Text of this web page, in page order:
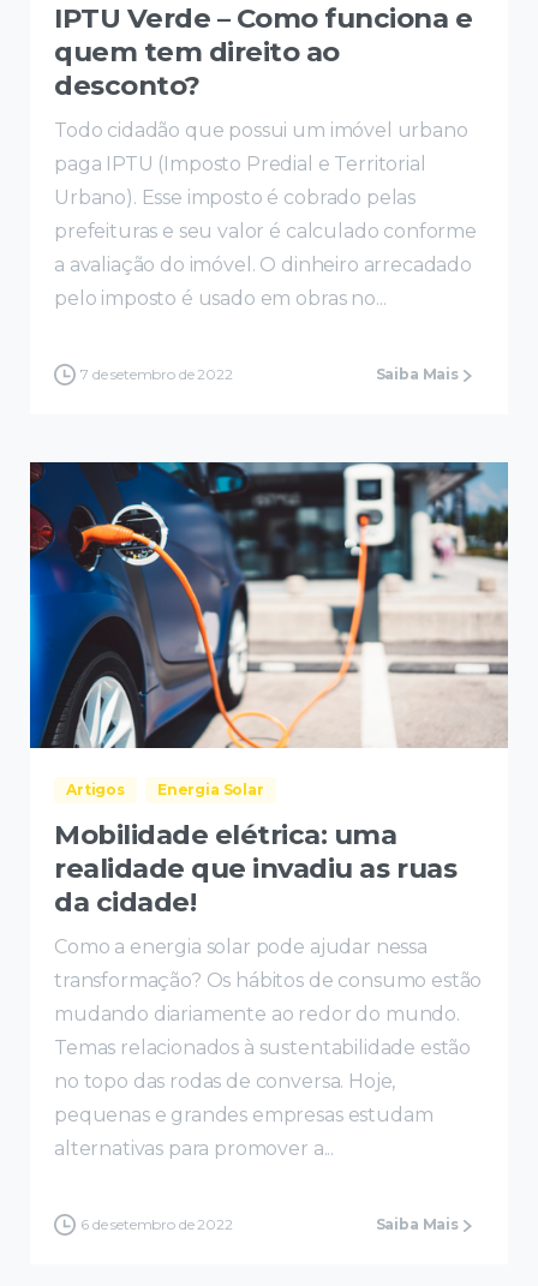
IPTU Verde – Como funciona e
quem tem direito ao
desconto?
Todo cidadão que possui um imóvel urbano
paga IPTU (Imposto Predial e Territorial
Urbano). Esse imposto é cobrado pelas
prefeituras e seu valor é calculado conforme
a avaliação do imóvel. O dinheiro arrecadado
pelo imposto é usado em obras no...
7 de setembro de 2022 Saiba Mais
Artigos Energia Solar
Mobilidade elétrica: uma
realidade que invadiu as ruas
da cidade!
Como a energia solar pode ajudar nessa
transformação? Os hábitos de consumo estão
mudando diariamente ao redor do mundo.
Temas relacionados à sustentabilidade estão
no topo das rodas de conversa. Hoje,
pequenas e grandes empresas estudam
alternativas para promover a...
6 de setembro de 2022 Saiba Mais